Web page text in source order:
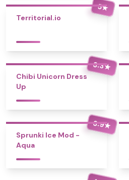
5★
Territorial.io
3.3★
Chibi Unicorn Dress
Up
3.9★
Sprunki Ice Mod -
Aqua